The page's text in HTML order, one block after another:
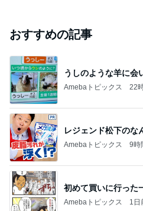
おすすめの記事
うしのような羊に会
Amebaトピックス 22
レジェンド松下のな
Amebaトピックス 9時
初めて買いに行った
Amebaトピックス 1日